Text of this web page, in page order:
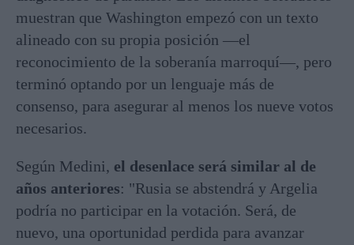
muestran que Washington empezó con un texto
alineado con su propia posición —el
reconocimiento de la soberanía marroquí—, pero
terminó optando por un lenguaje más de
consenso, para asegurar al menos los nueve votos
necesarios.
Según Medini, el desenlace será similar al de
años anteriores: "Rusia se abstendrá y Argelia
podría no participar en la votación. Será, de
nuevo, una oportunidad perdida para avanzar